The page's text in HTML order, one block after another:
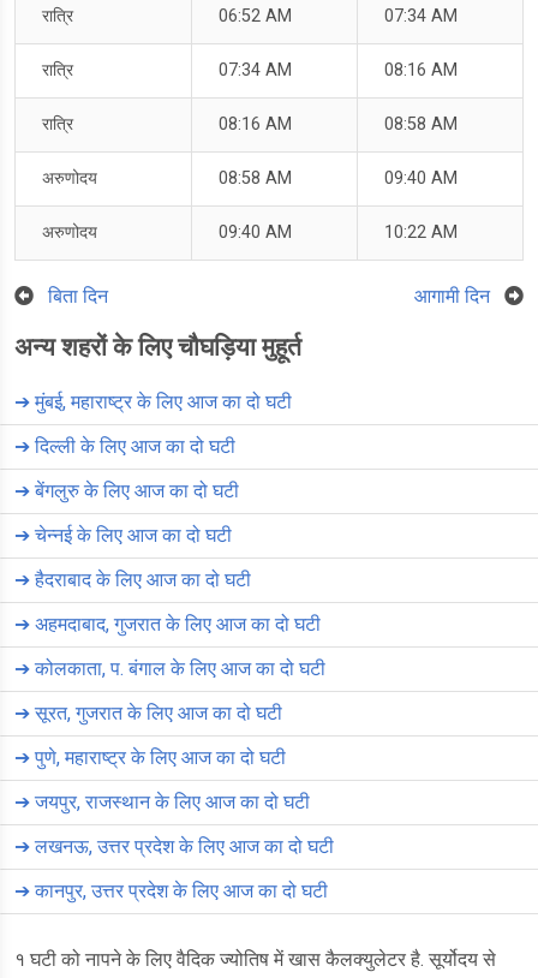
रात्रि 06:52 AM 07:34 AM
रात्रि 07:34 AM 08:16 AM
रात्रि 08:16 AM 08:58 AM
अरुणोदय 08:58 AM 09:40 AM
अरुणोदय 09:40 AM 10:22 AM
बिता दिन आगामी दिन
अन्य शहरों के लिए चौघड़िया मुहूर्त
➔मुंबई, महाराष्ट्र के लिए आज का दो घटी
➔दिल्ली के लिए आज का दो घटी
➔बेंगलुरु के लिए आज का दो घटी
➔चेन्नई के लिए आज का दो घटी
➔हैदराबाद के लिए आज का दो घटी
➔ अहमदाबाद, गुजरात के लिए आज का दो घटी
➔कोलकाता, प. बंगाल के लिए आज का दो घटी
➔सूरत, गुजरात के लिए आज का दो घटी
➔पुणे, महाराष्ट्र के लिए आज का दो घटी
➔जयपुर, राजस्थान के लिए आज का दो घटी
➔लखनऊ, उत्तर प्रदेश के लिए आज का दो घटी
➔कानपुर, उत्तर प्रदेश के लिए आज का दो घटी
१ घटी को नापने के लिए वैदिक ज्योतिष में खास कैलक्युलेटर है. सूर्योदय से